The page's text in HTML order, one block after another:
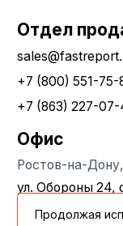
Отдел
+7 (800) 551-75-
+7 (863) 227-
Офис
Ростов-на-
ул. Обороны 24,
Продолжая